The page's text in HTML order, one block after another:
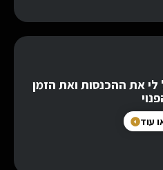
לי את ההכנסות ואת הזמן
עוד